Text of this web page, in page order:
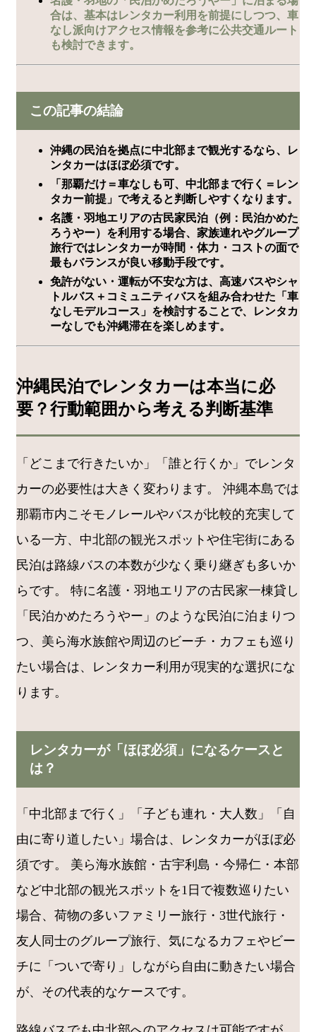
合は、基本はレンタカー利用を前提にしつつ、車
なし派向けアクセス情報を参考に公共交通ルート
も検討できます。
この記事の結論
沖縄の民泊を拠点に中北部まで観光するなら、レ
ンタカーはほぼ必須です。
「那覇だけ＝車なしも可、中北部まで行く＝レン
タカー前提」で考えると判断しやすくなります。
名護・羽地エリアの古民家民泊（例：民泊かめた
ろうやー）を利用する場合、家族連れやグループ
旅行ではレンタカーが時間・体力・コストの面で
最もバランスが良い移動手段です。
免許がない・運転が不安な方は、高速バスやシャ
トルバス＋コミュニティバスを組み合わせた「車
なしモデルコース」を検討することで、レンタカ
ーなしでも沖縄滞在を楽しめます。
沖縄民泊でレンタカーは本当に必
要？行動範囲から考える判断基準
「どこまで行きたいか」「誰と行くか」でレンタ
カーの必要性は大きく変わります。 沖縄本島では
那覇市内こそモノレールやバスが比較的充実して
いる一方、中北部の観光スポットや住宅街にある
民泊は路線バスの本数が少なく乗り継ぎも多いか
らです。 特に名護・羽地エリアの古民家一棟貸し
「民泊かめたろうやー」のような民泊に泊まりつ
つ、美ら海水族館や周辺のビーチ・カフェも巡り
たい場合は、レンタカー利用が現実的な選択にな
ります。
レンタカーが「ほぼ必須」になるケースと
は？
「中北部まで行く」「子ども連れ・大人数」「自
由に寄り道したい」場合は、レンタカーがほぼ必
須です。 美ら海水族館・古宇利島・今帰仁・本部
など中北部の観光スポットを1日で複数巡りたい
場合、荷物の多いファミリー旅行・3世代旅行・
友人同士のグループ旅行、気になるカフェやビー
チに「ついで寄り」しながら自由に動きたい場合
が、その代表的なケースです。